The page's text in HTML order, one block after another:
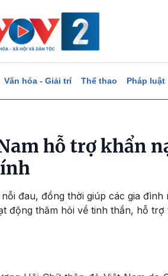
Văn hóa - Giải trí Thể thao Pháp luật
hỗ trợ khẩn
đau, đồng thời giúp các gia
động thăm hỏi về tinh thần, hỗ trợ